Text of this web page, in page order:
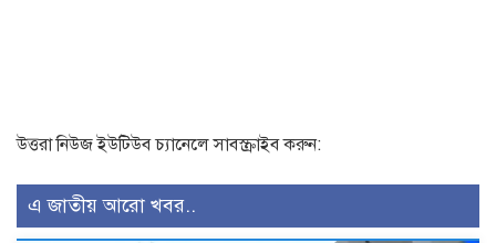
উত্তরা নিউজ ইউটিউব চ্যানেলে সাবস্ক্রাইব করুন:
এ জাতীয় আরো খবর..